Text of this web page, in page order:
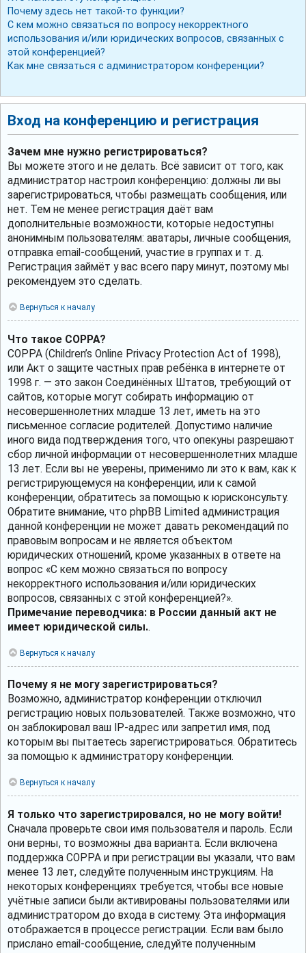
Почему здесь нет такой-то функции?
С кем можно связаться по вопросу некорректного
использования и/или юридических вопросов, связанных с
этой конференцией?
Как мне связаться с администратором конференции?
Вход на конференцию и регистрация
Зачем мне нужно регистрироваться?
Вы можете этого и не делать. Всё зависит от того, как
администратор настроил конференцию: должны ли вы
зарегистрироваться, чтобы размещать сообщения, или
нет. Тем не менее регистрация даёт вам
дополнительные возможности, которые недоступны
анонимным пользователям: аватары, личные сообщения,
отправка email-сообщений, участие в группах и т. д.
Регистрация займёт у вас всего пару минут, поэтому мы
рекомендуем это сделать.
Вернуться к началу
Что такое COPPA?
COPPA (Children’s Online Privacy Protection Act of 1998),
или Акт о защите частных прав ребёнка в интернете от
1998 г. — это закон Соединённых Штатов, требующий от
сайтов, которые могут собирать информацию от
несовершеннолетних младше 13 лет, иметь на это
письменное согласие родителей. Допустимо наличие
иного вида подтверждения того, что опекуны разрешают
сбор личной информации от несовершеннолетних младше
13 лет. Если вы не уверены, применимо ли это к вам, как к
регистрирующемуся на конференции, или к самой
конференции, обратитесь за помощью к юрисконсульту.
Обратите внимание, что phpBB Limited администрация
данной конференции не может давать рекомендаций по
правовым вопросам и не является объектом
юридических отношений, кроме указанных в ответе на
вопрос «С кем можно связаться по вопросу
некорректного использования и/или юридических
вопросов, связанных с этой конференцией?».
Примечание переводчика: в России данный акт не
имеет юридической силы..
Вернуться к началу
Почему я не могу зарегистрироваться?
Возможно, администратор конференции отключил
регистрацию новых пользователей. Также возможно, что
он заблокировал ваш IP-адрес или запретил имя, под
которым вы пытаетесь зарегистрироваться. Обратитесь
за помощью к администратору конференции.
Вернуться к началу
Я только что зарегистрировался, но не могу войти!
Сначала проверьте свои имя пользователя и пароль. Если
они верны, то возможны два варианта. Если включена
поддержка COPPA и при регистрации вы указали, что вам
менее 13 лет, следуйте полученным инструкциям. На
некоторых конференциях требуется, чтобы все новые
учётные записи были активированы пользователями или
администратором до входа в систему. Эта информация
отображается в процессе регистрации. Если вам было
прислано email-сообщение, следуйте полученным